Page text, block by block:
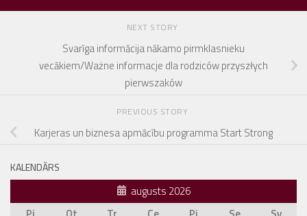
NEXT STORY
Svarīga informācija nākamo pirmklasnieku
vecākiem/Ważne informacje dla rodziców przyszłych
pierwszaków
PREVIOUS STORY
Karjeras un biznesa apmācību programma Start Strong
KALENDĀRS
augusts 2026